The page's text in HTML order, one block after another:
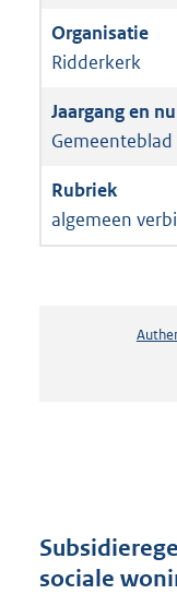
Ridderkerk
algemeen
sociale